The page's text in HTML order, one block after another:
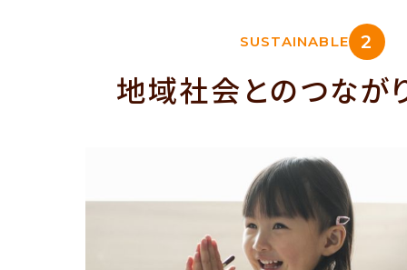
SUSTAINABLE 2
地域社会とのつなが